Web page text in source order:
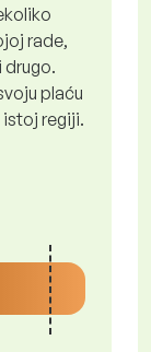
rade,
drugo.
plaću
regiji.